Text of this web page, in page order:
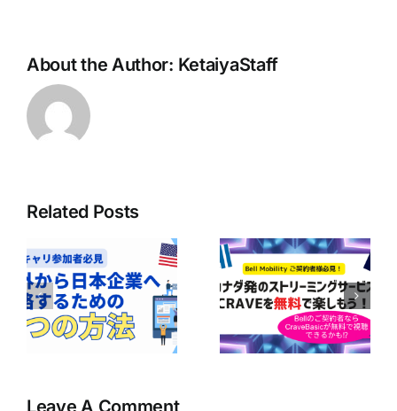
About the Author: KetaiyaStaff
Related Posts
Bell Mobilityユ
ーザー必見！
CraveのBasicプ
ランが無料で楽
しめるかも！？
【Bell契約者は1
年間無料！】
Perplexity Pro
AIの利用ガイド
Leave A Comment